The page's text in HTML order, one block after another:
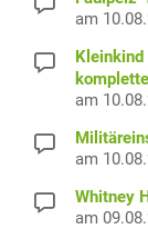
am
am
am
Whitney
am